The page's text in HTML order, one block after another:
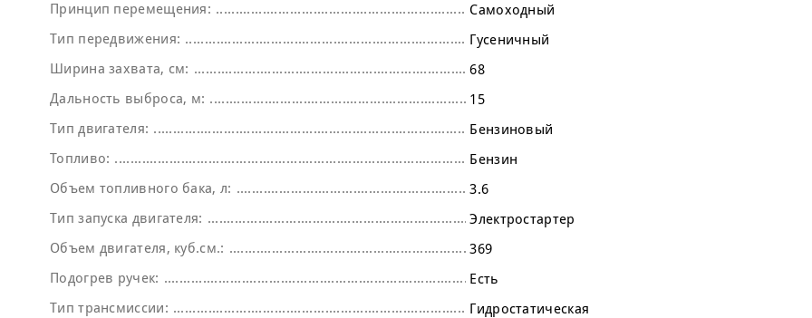
Принцип перемещения:
Самоходный
Тип передвижения:
Гусеничный
Ширина захвата, см:
68
Дальность выброса, м:
15
Тип двигателя:
Бензиновый
Топливо:
Бензин
Объем топливного бака, л:
3.6
Тип запуска двигателя:
Электростартер
Объем двигателя, куб.см.:
369
Подогрев ручек:
Есть
Тип трансмиссии:
Гидростатическая